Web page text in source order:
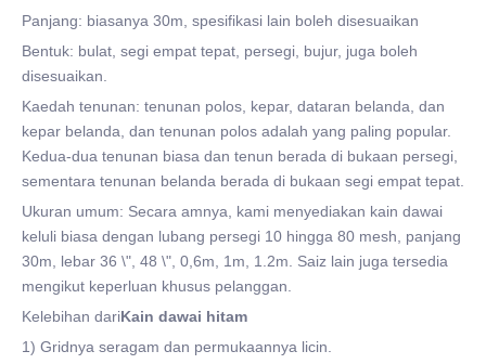
Panjang: biasanya 30m, spesifikasi lain boleh disesuaikan
Bentuk: bulat, segi empat tepat, persegi, bujur, juga boleh
disesuaikan.
Kaedah tenunan: tenunan polos, kepar, dataran belanda, dan
kepar belanda, dan tenunan polos adalah yang paling popular.
Kedua-dua tenunan biasa dan tenun berada di bukaan persegi,
sementara tenunan belanda berada di bukaan segi empat tepat.
Ukuran umum: Secara amnya, kami menyediakan kain dawai
keluli biasa dengan lubang persegi 10 hingga 80 mesh, panjang
30m, lebar 36 \", 48 \", 0,6m, 1m, 1.2m. Saiz lain juga tersedia
mengikut keperluan khusus pelanggan.
Kelebihan dariKain dawai hitam
1) Gridnya seragam dan permukaannya licin.